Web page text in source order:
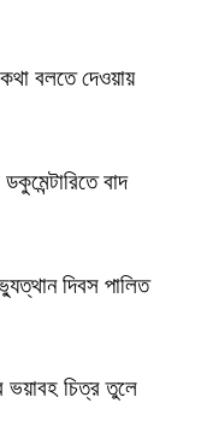
বলতে দেওয়ায়
বাদ
দিবস পালিত
ভয়াবহ চিত্র তুলে